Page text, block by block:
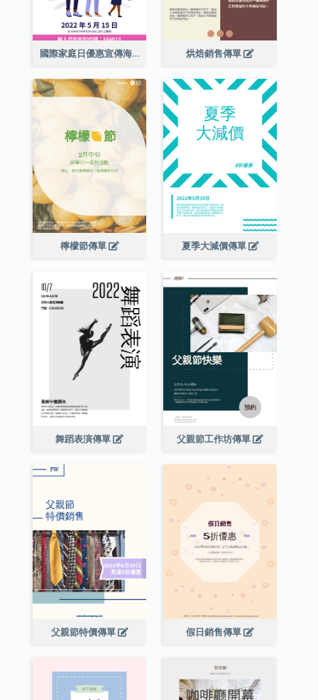
國際家庭日優惠宣傳海報 烘焙銷售傳單
檸檬節傳單 夏季大減價傳單
舞蹈表演傳單 父親節工作坊傳單
父親節特價傳單 假日銷售傳單